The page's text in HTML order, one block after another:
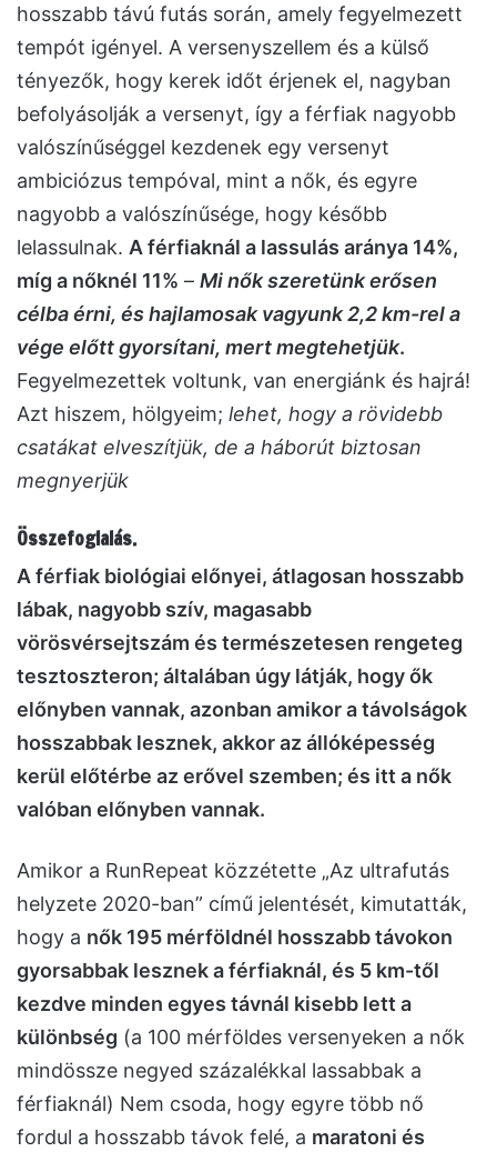
hosszabb távú futás során, amely fegyelmezett
tempót igényel. A versenyszellem és a külső
tényezők, hogy kerek időt érjenek el, nagyban
befolyásolják a versenyt, így a férfiak nagyobb
valószínűséggel kezdenek egy versenyt
ambiciózus tempóval, mint a nők, és egyre
nagyobb a valószínűsége, hogy később
lelassulnak. A férfiaknál a lassulás aránya 14%,
míg a nőknél 11% – Mi nők szeretünk erősen
célba érni, és hajlamosak vagyunk 2,2 km-rel a
vége előtt gyorsítani, mert megtehetjük.
Fegyelmezettek voltunk, van energiánk és hajrá!
Azt hiszem, hölgyeim; lehet, hogy a rövidebb
csatákat elveszítjük, de a háborút biztosan
megnyerjük
Összefoglalás.
A férfiak biológiai előnyei, átlagosan hosszabb
lábak, nagyobb szív, magasabb
vörösvérsejtszám és természetesen rengeteg
tesztoszteron; általában úgy látják, hogy ők
előnyben vannak, azonban amikor a távolságok
hosszabbak lesznek, akkor az állóképesség
kerül előtérbe az erővel szemben; és itt a nők
valóban előnyben vannak.
Amikor a RunRepeat közzétette „Az ultrafutás
helyzete 2020-ban” című jelentését, kimutatták,
hogy a nők 195 mérföldnél hosszabb távokon
gyorsabbak lesznek a férfiaknál, és 5 km-től
kezdve minden egyes távnál kisebb lett a
különbség (a 100 mérföldes versenyeken a nők
mindössze negyed százalékkal lassabbak a
férfiaknál) Nem csoda, hogy egyre több nő
fordul a hosszabb távok felé, a maratoni és